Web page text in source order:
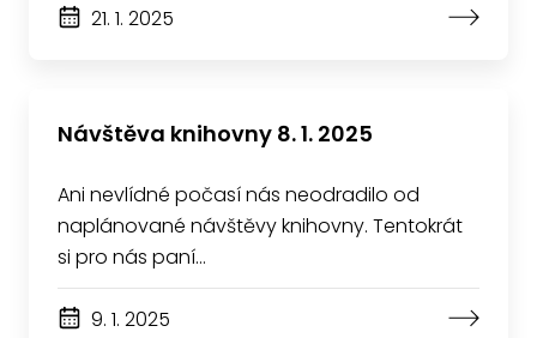
21. 1. 2025
Návštěva knihovny 8. 1. 2025
Ani nevlídné počasí nás neodradilo od
naplánované návštěvy knihovny. Tentokrát
si pro nás paní…
9. 1. 2025